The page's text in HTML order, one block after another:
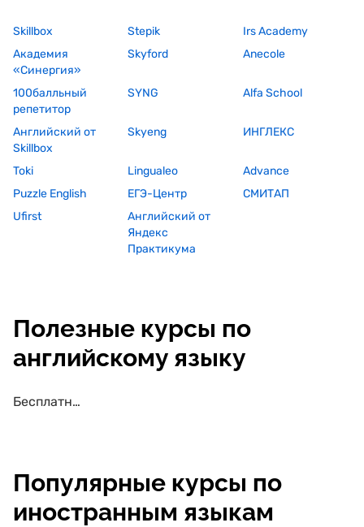
Skillbox Stepik
Irs Academy
Академия
«Синергия»
Skyford Anecole
100балльный
репетитор
SYNG Alfa School
Английский от
Skillbox
Skyeng ИНГЛЕКС
Toki Lingualeo
Advance
Puzzle English
ЕГЭ-Центр
СМИТАП
Ufirst
Английский от
Яндекс
Практикума
Полезные курсы по
английскому языку
Бесплатные курсы по английскому языку
Популярные курсы по
иностранным языкам